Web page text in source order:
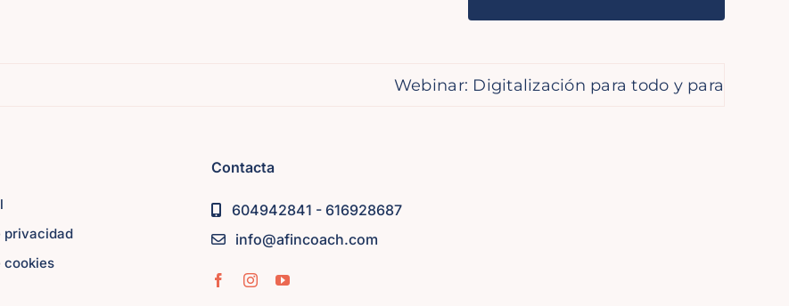
Webinar: Digitalización para todo y para tod@s
privacidad
cookies
Contacta
604942841 - 616928687
info@afincoach.com